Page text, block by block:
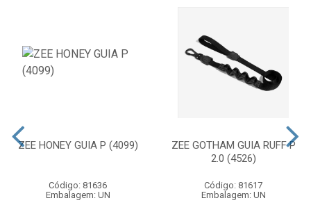
ZEE HONEY GUIA P (4099)
Código: 81636
Embalagem: UN
ZEE GOTHAM GUIA RUFF P
2.0 (4526)
Código: 81617
Embalagem: UN